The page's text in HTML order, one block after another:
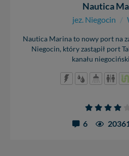
Nautica
jez. Niegocin /
Nautica Marina to nowy port na
Niegocin, który zastąpił port
kanału
6
20361